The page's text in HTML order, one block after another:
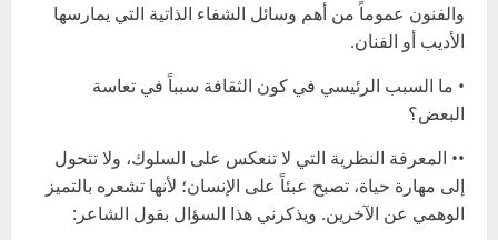
والفنون عموماً من أهم وسائل الشفاء الذاتية التي يمارسها
الأديب أو الفنان.
• ما السبب الرئيسي في كون الثقافة سبباً في تعاسة
البعض؟
•• المعرفة النظرية التي لا تنعكس على السلوك، ولا تتحول
إلى مهارة حياة، تصبح عبئاً على الإنسان؛ لأنها تشعره بالتميز
الوهمي عن الآخرين. ويذكرني هذا السؤال بقول الشاعر: